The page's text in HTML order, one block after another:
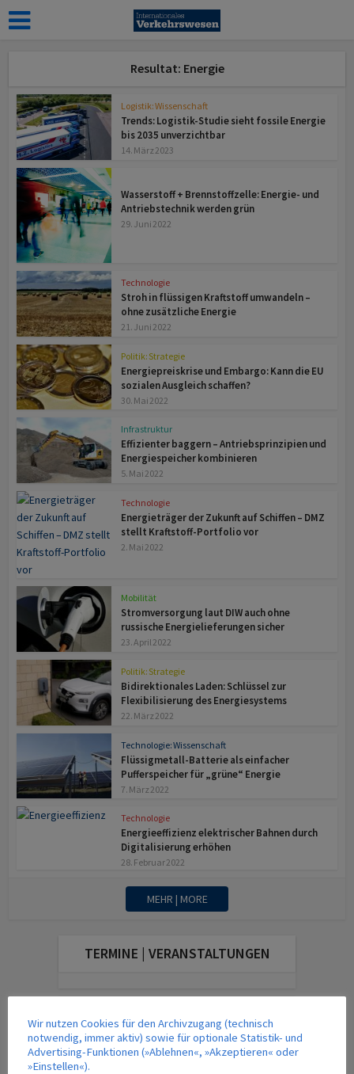
Resultat: Energie
Logistik: Wissenschaft
Trends: Logistik-Studie sieht fossile Energie
bis 2035 unverzichtbar
14. März 2023
Wasserstoff + Brennstoffzelle: Energie- und
Antriebstechnik werden grün
29. Juni 2022
Technologie
Stroh in flüssigen Kraftstoff umwandeln –
ohne zusätzliche Energie
21. Juni 2022
Politik: Strategie
Energiepreiskrise und Embargo: Kann die EU
sozialen Ausgleich schaffen?
30. Mai 2022
Infrastruktur
Effizienter baggern – Antriebsprinzipien und
Energiespeicher kombinieren
5. Mai 2022
Technologie
Energieträger der Zukunft auf Schiffen – DMZ
stellt Kraftstoff-Portfolio vor
2. Mai 2022
Mobilität
Stromversorgung laut DIW auch ohne
russische Energielieferungen sicher
23. April 2022
Politik: Strategie
Bidirektionales Laden: Schlüssel zur
Flexibilisierung des Energiesystems
22. März 2022
Technologie: Wissenschaft
Flüssigmetall-Batterie als einfacher
Pufferspeicher für „grüne“ Energie
7. März 2022
Technologie
Energieeffizienz elektrischer Bahnen durch
Digitalisierung erhöhen
28. Februar 2022
MEHR | MORE
TERMINE | VERANSTALTUNGEN
DAS AKTUELLE MAGAZIN
Wir nutzen Cookies für den Archivzugang (technisch
notwendig, immer aktiv) sowie für optionale Statistik- und
Advertising-Funktionen (»Ablehnen«, »Akzeptieren« oder
»Einstellen«).